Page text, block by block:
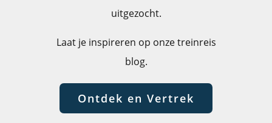
uitgezocht.
Laat je inspireren op onze treinreis
blog.
Ontdek en Vertrek